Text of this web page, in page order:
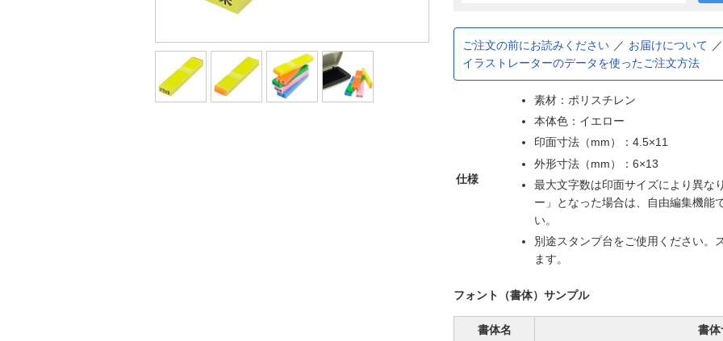
ご注文の前にお読みください
お届けについて
イラストレーターのデータを使ったご注文方法
仕様
素材：ポリスチレン
本体色：イエロー
印面寸法（mm）：4.5×11
外形寸法（mm）：6×13
最大文字数は印面サイズにより異な
ー」となった場合は、自由編集機能
い。
別途スタンプ台をご使用ください。
ます。
フォント（書体）サンプル
書体名 書体